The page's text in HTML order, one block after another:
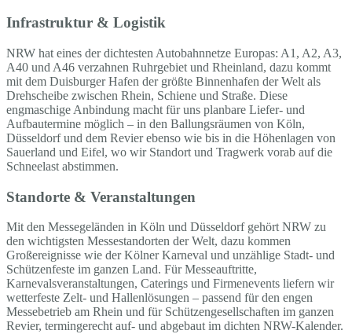
Infrastruktur & Logistik
NRW hat eines der dichtesten Autobahnnetze Europas: A1, A2, A3,
A40 und A46 verzahnen Ruhrgebiet und Rheinland, dazu kommt
mit dem Duisburger Hafen der größte Binnenhafen der Welt als
Drehscheibe zwischen Rhein, Schiene und Straße. Diese
engmaschige Anbindung macht für uns planbare Liefer- und
Aufbautermine möglich – in den Ballungsräumen von Köln,
Düsseldorf und dem Revier ebenso wie bis in die Höhenlagen von
Sauerland und Eifel, wo wir Standort und Tragwerk vorab auf die
Schneelast abstimmen.
Standorte & Veranstaltungen
Mit den Messegeländen in Köln und Düsseldorf gehört NRW zu
den wichtigsten Messestandorten der Welt, dazu kommen
Großereignisse wie der Kölner Karneval und unzählige Stadt- und
Schützenfeste im ganzen Land. Für Messeauftritte,
Karnevalsveranstaltungen, Caterings und Firmenevents liefern wir
wetterfeste Zelt- und Hallenlösungen – passend für den engen
Messebetrieb am Rhein und für Schützengesellschaften im ganzen
Revier, termingerecht auf- und abgebaut im dichten NRW-Kalender.